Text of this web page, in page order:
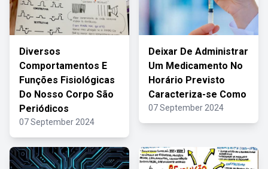
Diversos
Comportamentos E
Funções Fisiológicas
Do Nosso Corpo São
Periódicos
07 September 2024
Deixar De Administrar
Um Medicamento No
Horário Previsto
Caracteriza-se Como
07 September 2024